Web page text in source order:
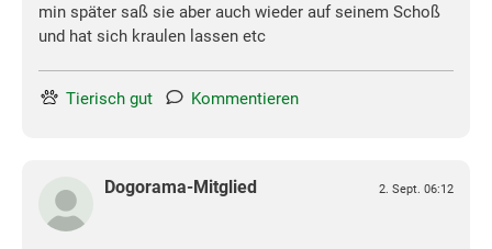
min später saß sie aber auch wieder auf seinem Schoß
und hat sich kraulen lassen etc
Tierisch gut Kommentieren
Dogorama-Mitglied 2. Sept. 06:12